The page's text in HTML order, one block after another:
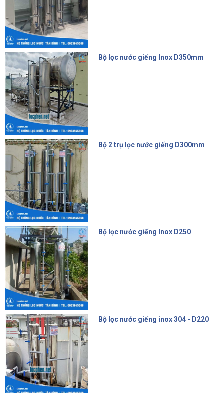
Bộ lọc nước giếng Inox D350mm
Bộ 2 trụ lọc nước giếng D300mm
Bộ lọc nước giếng Inox D250
Bộ lọc nước giếng inox 304 - D220